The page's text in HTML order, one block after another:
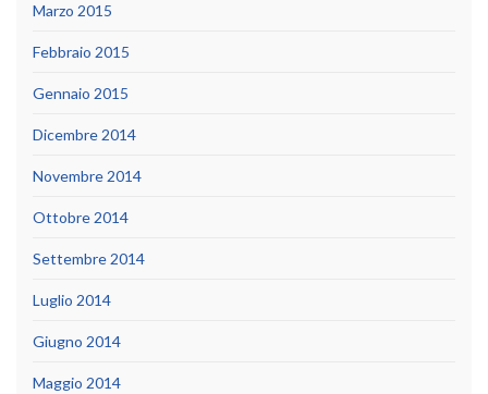
Marzo 2015
Febbraio 2015
Gennaio 2015
Dicembre 2014
Novembre 2014
Ottobre 2014
Settembre 2014
Luglio 2014
Giugno 2014
Maggio 2014